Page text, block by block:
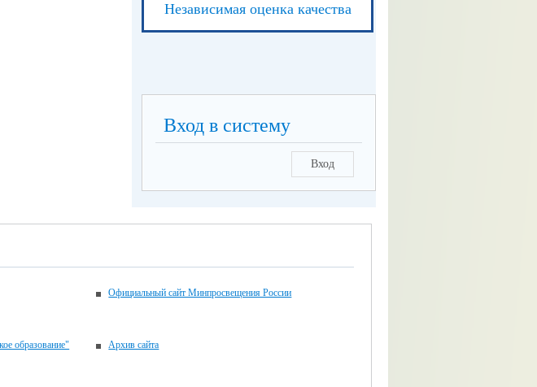
Независимая оценка качества
Вход в систему
Вход
Официальный сайт Минпросвещения России
образование" Архив сайта